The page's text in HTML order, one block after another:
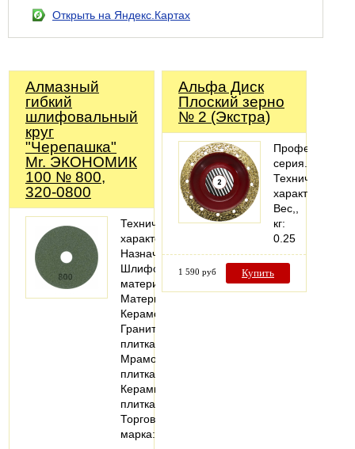
Открыть на Яндекс.Картах
Алмазный
гибкий
шлифовальный
круг
"Черепашка"
Mr. ЭКОНОМИК
100 № 800,
320-0800
Технические
характеристики
Назначение:
Шлифовать
материал
Материалы:
Керамогранит;
Гранитная
плитка;
Мраморная
плитка;
Керамическая
плитка
Торговая
марка:
Альфа Диск
Плоский зерно
№ 2 (Экстра)
серия.
Технические
характеристики
Вес,,
кг:
0.25
1 590 руб Купить